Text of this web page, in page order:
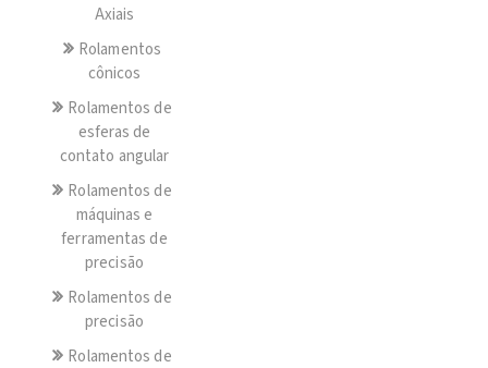
Axiais
Rolamentos
cônicos
Rolamentos de
esferas de
contato angular
Rolamentos de
máquinas e
ferramentas de
precisão
Rolamentos de
precisão
Rolamentos de